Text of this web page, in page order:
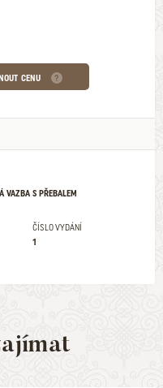
CENU
VAZBA S PŘEBALEM
ČÍSLO VYDÁNÍ
1